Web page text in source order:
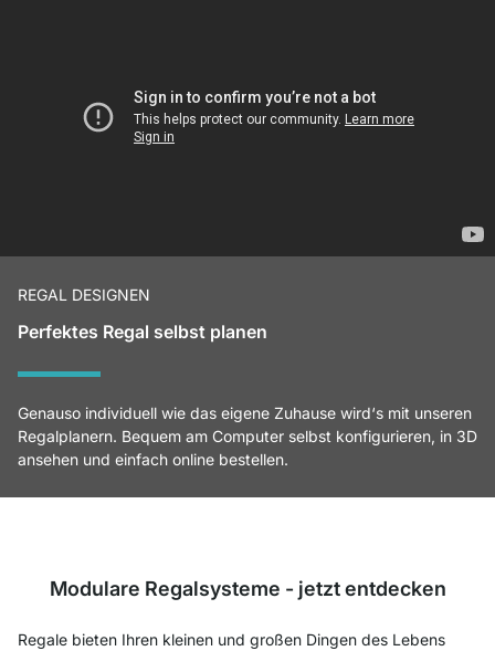
REGAL DESIGNEN
Perfektes Regal selbst planen
Genauso individuell wie das eigene Zuhause wird‘s mit unseren
Regalplanern. Bequem am Computer selbst konfigurieren, in 3D
ansehen und einfach online bestellen.
Modulare Regalsysteme - jetzt entdecken
Regale bieten Ihren kleinen und großen Dingen des Lebens